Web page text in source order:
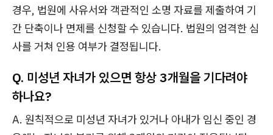
경우, 법원에 사유서와 객관적인 소명 자료를 제출하여 기
간 단축이나 면제를 신청할 수 있습니다. 법원의 엄격한 심
사를 거쳐 인용 여부가 결정됩니다.
Q. 미성년 자녀가 있으면 항상 3개월을 기다려야
하나요?
A. 원칙적으로 미성년 자녀가 있거나 아내가 임신 중인 경